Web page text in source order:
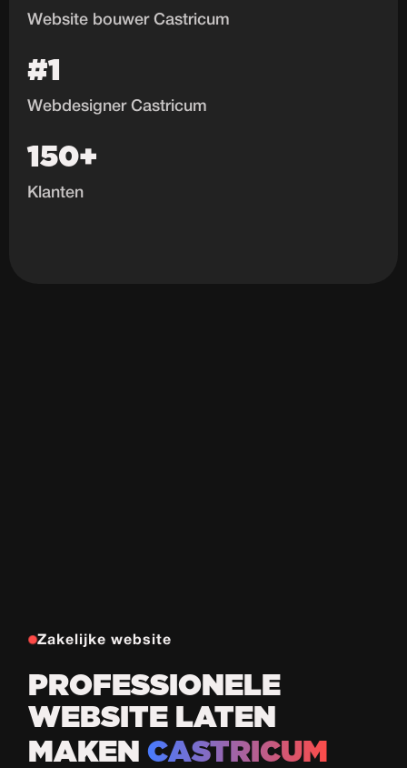
Website bouwer Castricum
#1
Webdesigner Castricum
150+
Klanten
Zakelijke website
PROFESSIONELE
WEBSITE LATEN
MAKENCASTRICUM